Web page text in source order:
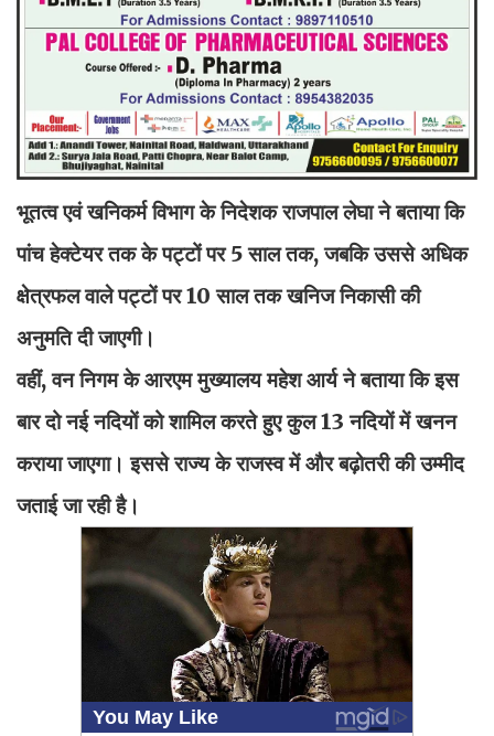
भूतत्व एवं खनिकर्म विभाग के निदेशक राजपाल लेघा ने बताया कि
पांच हेक्टेयर तक के पट्टों पर 5 साल तक, जबकि उससे अधिक
क्षेत्रफल वाले पट्टों पर 10 साल तक खनिज निकासी की
अनुमति दी जाएगी।
वहीं, वन निगम के आरएम मुख्यालय महेश आर्य ने बताया कि इस
बार दो नई नदियों को शामिल करते हुए कुल 13 नदियों में खनन
कराया जाएगा। इससे राज्य के राजस्व में और बढ़ोतरी की उम्मीद
जताई जा रही है।